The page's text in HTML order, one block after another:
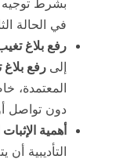
في الحالة
رفع بلاغ
إلى رفع
المعتمدة،
دون تواصل
أهمية
التأديبية